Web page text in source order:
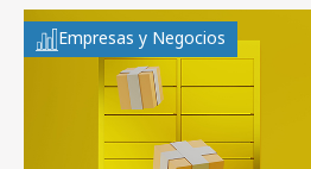
Empresas y Negocios